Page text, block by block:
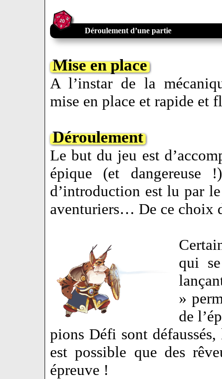
Déroulement d’une partie
Mise en place
A l’instar de la
mise en place et rapide
Déroulement
Le but du jeu est
épique (et dangereuse
d’introduction est lu par
aventuriers… De ce choix
qui
»
de
pions Défi sont
est possible que des
épreuve !